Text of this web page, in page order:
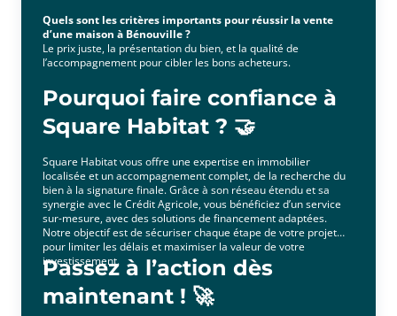
Quels sont les critères importants pour réussir la vente
d’une maison à Bénouville ?
Le prix juste, la présentation du bien, et la qualité de
l’accompagnement pour cibler les bons acheteurs.
Pourquoi faire confiance à
Square Habitat ? 🤝
Square Habitat vous offre une expertise en immobilier
localisée et un accompagnement complet, de la recherche du
bien à la signature finale. Grâce à son réseau étendu et sa
synergie avec le Crédit Agricole, vous bénéficiez d’un service
sur-mesure, avec des solutions de financement adaptées.
Notre objectif est de sécuriser chaque étape de votre projet
pour limiter les délais et maximiser la valeur de votre
investissement.
Passez à l’action dès
maintenant ! 🚀